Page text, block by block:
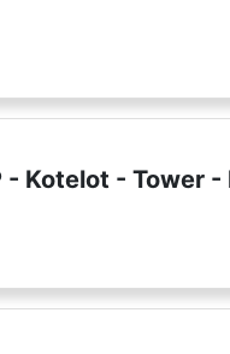
- Kotelot - Tower -